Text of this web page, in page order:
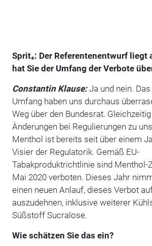
Sprit+: Der Referentenentwurf liegt
hat Sie der Umfang der Verbote
Constantin Klause:Ja und nein.
Umfang haben uns durchaus
Weg über den Bundesrat.
Änderungen bei Regulierungen zu
Menthol ist bereits seit über einem
Visier der Regulatorik. Gemäß EU-
Tabakproduktrichtlinie sind Menthol-
Mai 2020 verboten. Dieses Jahr
einen neuen Anlauf, dieses Verbot
auszudehnen, inklusive weiterer
Süßstoff Sucralose.
Wie schätzen Sie das ein?